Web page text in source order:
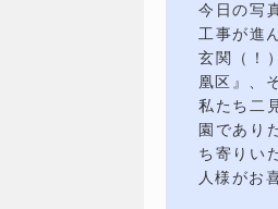
今日の写
工事が進
玄関（！
凰区』、
私たち二
園であり
ち寄りい
人様がお